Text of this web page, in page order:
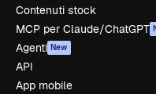
Contenuti stock
MCP per Claude/ChatGPT
Agenti New
API
App mobile